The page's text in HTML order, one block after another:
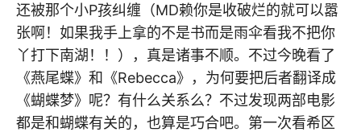
还被那个小P孩纠缠（MD赖你是收破烂的就可以嚣
张啊！如果我手上拿的不是书而是雨伞看我不把你
丫打下南湖！！），真是诸事不顺。不过今晚看了
《燕尾蝶》和《Rebecca》，为何要把后者翻译成
《蝴蝶梦》呢？有什么关系么？不过发现两部电影
都是和蝴蝶有关的，也算是巧合吧。第一次看希区